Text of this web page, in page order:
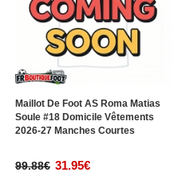
Maillot De Foot AS Roma Matias
Soule #18 Domicile Vêtements
2026-27 Manches Courtes
99.88€ 31.95€